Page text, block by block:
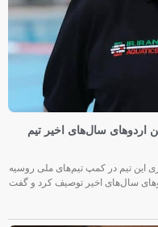
اردوهای سال‌های اخیر تیم
این تیم در کمپ تیم‌های ملی روسیه
سال‌های اخیر توصیف کرد و گفت